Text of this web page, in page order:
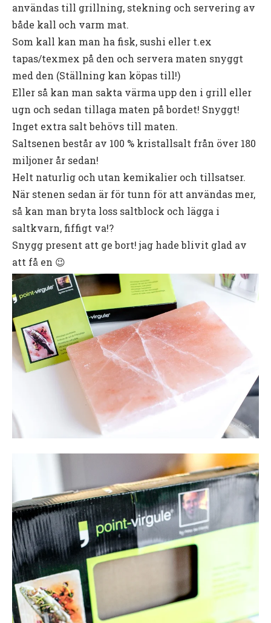
användas till grillning, stekning och servering av
både kall och varm mat.
Som kall kan man ha fisk, sushi eller t.ex
tapas/texmex på den och servera maten snyggt
med den (Ställning kan köpas till!)
Eller så kan man sakta värma upp den i grill eller
ugn och sedan tillaga maten på bordet! Snyggt!
Inget extra salt behövs till maten.
Saltsenen består av 100 % kristallsalt från över 180
miljoner år sedan!
Helt naturlig och utan kemikalier och tillsatser.
När stenen sedan är för tunn för att användas mer,
så kan man bryta loss saltblock och lägga i
saltkvarn, fiffigt va!?
Snygg present att ge bort! jag hade blivit glad av
att få en 😉